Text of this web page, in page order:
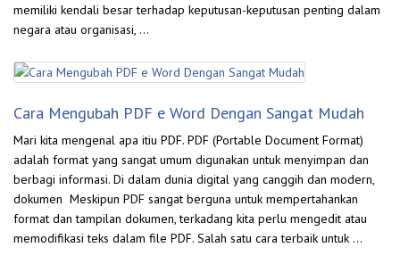
memiliki kendali besar terhadap keputusan-keputusan penting dalam
negara atau organisasi, …
Cara Mengubah PDF e Word Dengan Sangat Mudah
Mari kita mengenal apa itiu PDF. PDF (Portable Document Format)
adalah format yang sangat umum digunakan untuk menyimpan dan
berbagi informasi. Di dalam dunia digital yang canggih dan modern,
dokumen Meskipun PDF sangat berguna untuk mempertahankan
format dan tampilan dokumen, terkadang kita perlu mengedit atau
memodifikasi teks dalam file PDF. Salah satu cara terbaik untuk …